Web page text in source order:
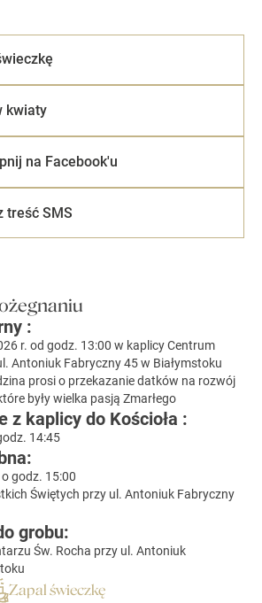
kwiaty
na Facebook'u
treść SMS
:
r. od godz. 13:00 w kaplicy Centrum
Antoniuk Fabryczny 45 w Białymstoku
prosi o przekazanie datków na rozwój
były wielka pasją Zmarłego
z kaplicy do Kościoła :
14:45
godz. 15:00
Świętych przy ul. Antoniuk Fabryczny
grobu:
Św. Rocha przy ul. Antoniuk
Zapal świeczkę